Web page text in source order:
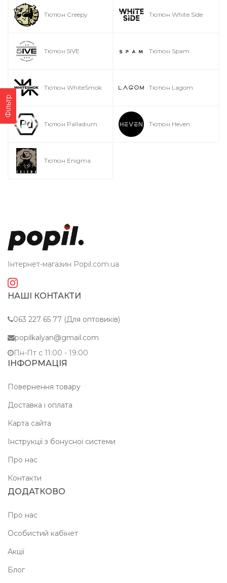
Фільтр
Тютюн Creepy Тютюн White Side
Тютюн 5IVE Тютюн Spam
Тютюн WhiteSmok Тютюн Lagom
Тютюн Palladium Тютюн Heven
Тютюн Enigma
Інтернет-магазин Popil.com.ua
НАШІ КОНТАКТИ
063 227 65 77 (Для оптовиків)
popilkalyan@gmail.com
Пн-Пт c 11:00 - 19:00
ІНФОРМАЦІЯ
Повернення товару
Доставка і оплата
Карта сайта
Інструкції з бонусної системи
Про нас
Контакти
ДОДАТКОВО
Про нас
Особистий кабінет
Акції
Блог